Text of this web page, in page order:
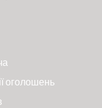
оголошень